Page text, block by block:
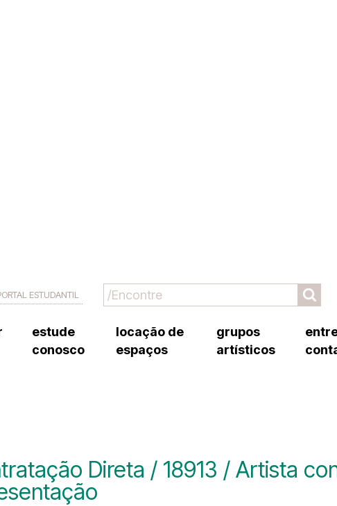
ESTUDANTIL
estude
conosco
locação de
espaços
grupos
artísticos
assessoria de
trabalhe
Direta / 18913 / Artista